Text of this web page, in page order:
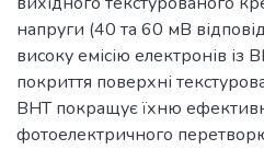
напруги (40 та 60 мВ
високу емісію електронів із
покриття поверхні
ВНТ покращує їхню
фотоелектричного